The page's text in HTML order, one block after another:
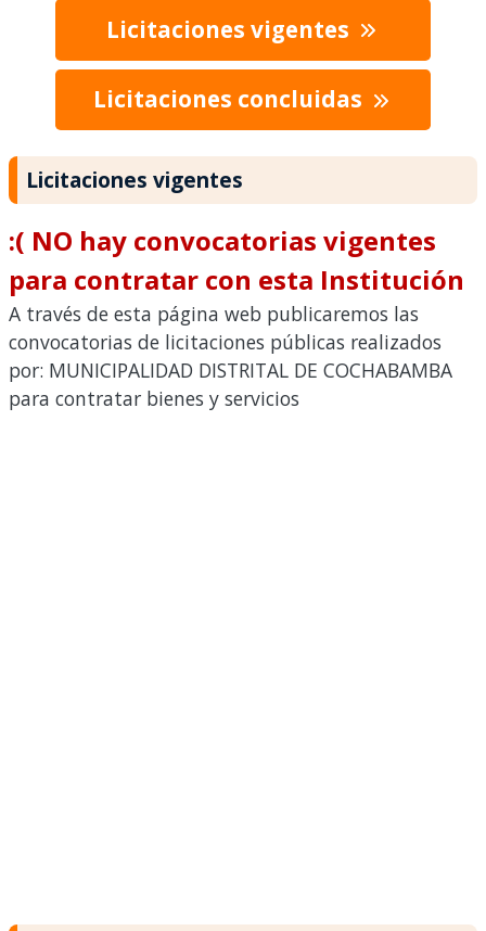
Licitaciones vigentes
Licitaciones concluidas
Licitaciones vigentes
:( NO hay convocatorias vigentes
para contratar con esta Institución
A través de esta página web publicaremos las
convocatorias de licitaciones públicas realizados
por: MUNICIPALIDAD DISTRITAL DE COCHABAMBA
para contratar bienes y servicios